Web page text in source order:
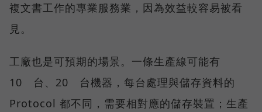
複文書工作的專業服務業，因為效益較容易被看
見。
工廠也是可預期的場景。一條生產線可能有
10 台、20 台機器，每台處理與儲存資料的
Protocol 都不同，需要相對應的儲存裝置；生產